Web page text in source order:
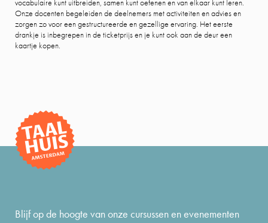
vocabulaire kunt uitbreiden, samen kunt oefenen en van elkaar kunt leren.
Onze docenten begeleiden de deelnemers met activiteiten en advies en
zorgen zo voor een gestructureerde en gezellige ervaring. Het eerste
drankje is inbegrepen in de ticketprijs en je kunt ook aan de deur een
kaartje kopen.
Blijf op de hoogte van onze cursussen en evenementen